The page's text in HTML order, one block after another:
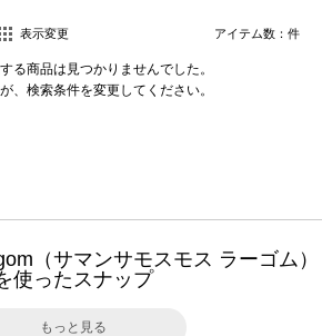
表示変更 アイテム数： 件
る商品は見つかりませんでした。
、検索条件を変更してください。
（サマンサモスモス ラーゴム）
使ったスナップ
もっと見る